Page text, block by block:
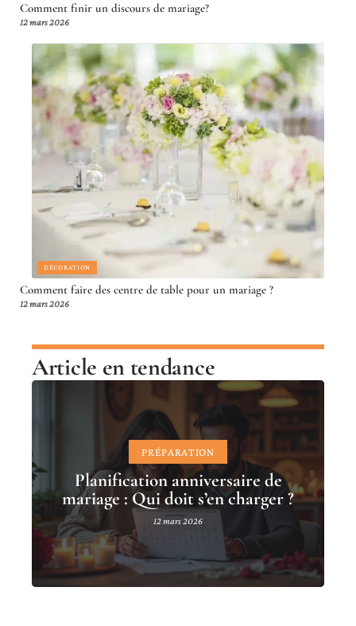
Comment finir un discours de mariage?
12 mars 2026
DÉCORATION
Comment faire des centre de table pour un mariage ?
12 mars 2026
Article en tendance
PRÉPARATION
Planification anniversaire de
mariage : Qui doit s’en charger ?
12 mars 2026